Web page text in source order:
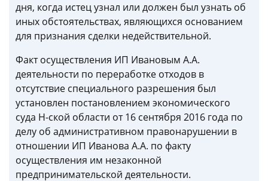
дня, когда истец узнал или должен был узнать об
иных обстоятельствах, являющихся основанием
для признания сделки недействительной.
Факт осуществления ИП Ивановым А.А.
деятельности по переработке отходов в
отсутствие специального разрешения был
установлен постановлением экономического
суда Н-ской области от 16 сентября 2016 года по
делу об административном правонарушении в
отношении ИП Иванова А.А. по факту
осуществления им незаконной
предпринимательской деятельности.